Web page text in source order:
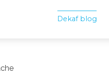
Dekaf blog